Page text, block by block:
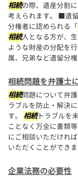
相続の際、遺産分割
考えられます。 ■遺
分権者に認められる「
相続人となる方が、
ような財産の分配を
属、兄弟など遺留分
相続問題を弁護士
相続問題について弁
ラブルを防止・解決
す。 相続トラブルを
ことなく万全に書類
にご相談いただけれ
いただくことができ
企業法務の必要性